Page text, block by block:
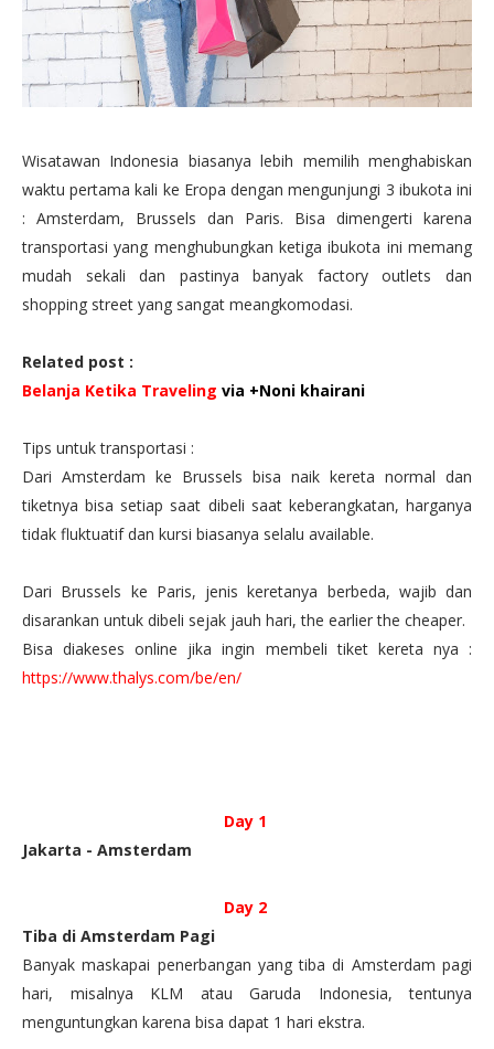
Wisatawan Indonesia biasanya lebih memilih menghabiskan
waktu pertama kali ke Eropa dengan mengunjungi 3 ibukota ini
: Amsterdam, Brussels dan Paris. Bisa dimengerti karena
transportasi yang menghubungkan ketiga ibukota ini memang
mudah sekali dan pastinya banyak factory outlets dan
shopping street yang sangat meangkomodasi.
Related post :
Belanja Ketika Traveling via +Noni khairani
Tips untuk transportasi :
Dari Amsterdam ke Brussels bisa naik kereta normal dan
tiketnya bisa setiap saat dibeli saat keberangkatan, harganya
tidak fluktuatif dan kursi biasanya selalu available.
Dari Brussels ke Paris, jenis keretanya berbeda, wajib dan
disarankan untuk dibeli sejak jauh hari, the earlier the cheaper.
Bisa diakeses online jika ingin membeli tiket kereta nya :
https://www.thalys.com/be/en/
Day 1
Jakarta - Amsterdam
Day 2
Tiba di Amsterdam Pagi
Banyak maskapai penerbangan yang tiba di Amsterdam pagi
hari, misalnya KLM atau Garuda Indonesia, tentunya
menguntungkan karena bisa dapat 1 hari ekstra.